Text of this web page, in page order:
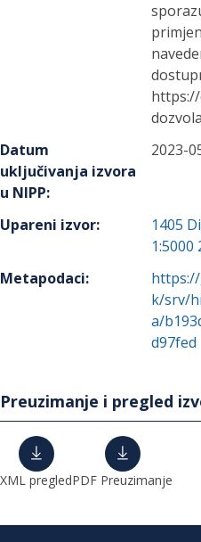
Datum
uključivanja izvora
u NIPP:
2023-
Upareni izvor: 1405
1:5000
Metapodaci:
k/srv/
a/
d97fed
Preuzimanje i pregled
XML pregledPDF Preuzimanje